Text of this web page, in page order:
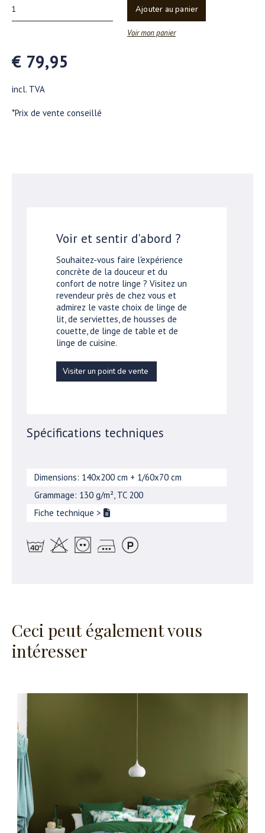
Ajouter au panier
Voir mon panier
€ 79,95
incl. TVA
*Prix de vente conseillé
Voir et sentir d'abord ?
Souhaitez-vous faire l'expérience
concrète de la douceur et du
confort de notre linge ? Visitez un
revendeur près de chez vous et
admirez le vaste choix de linge de
lit, de serviettes, de housses de
couette, de linge de table et de
linge de cuisine.
Visiter un point de vente
Spécifications techniques
Dimensions: 140x200 cm + 1/60x70 cm
Grammage: 130 g/m², TC 200
Fiche technique >
Ceci peut également vous
intéresser